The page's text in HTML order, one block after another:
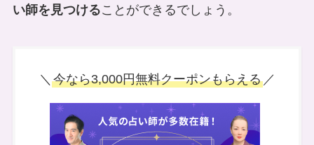
い師を見つけることができるでしょう。
＼ 今なら3,000円無料クーポンもらえる／